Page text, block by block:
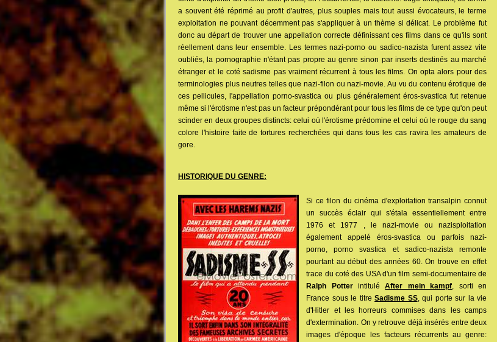
a souvent été réprimé au profit d'autres, plus souples mais tout aussi évocateurs, le terme
exploitation ne pouvant décemment pas s'appliquer à un thème si délicat. Le problème fut
donc au départ de trouver une appellation correcte définissant ces films dans ce qu'ils sont
réellement dans leur ensemble. Les termes nazi-porno ou sadico-nazista furent assez vite
oubliés, la pornographie n'étant pas propre au genre sinon par inserts destinés au marché
étranger et le coté sadisme pas vraiment récurrent à tous les films. On opta alors pour des
terminologies plus neutres telles que nazi-filon ou nazi-movie. Au vu du contenu érotique de
ces pellicules, l'appellation porno-svastica ou plus généralement éros-svastica fut retenue
même si l'érotisme n'est pas un facteur prépondérant pour tous les films de ce type qu'on peut
scinder en deux groupes distincts: celui où l'érotisme prédomine et celui où le rouge du sang
colore l'histoire faite de tortures recherchées qui dans tous les cas ravira les amateurs de
gore.
HISTORIQUE DU GENRE:
Si ce filon du cinéma d'exploitation transalpin connut
un succès éclair qui s'étala essentiellement entre
1976 et 1977 , le nazi-movie ou nazisploitation
également appelé éros-svastica ou parfois nazi-
porno, porno svastica et sadico-nazista remonte
pourtant au début des années 60. On trouve en effet
trace du coté des USA d'un film semi-documentaire de
Ralph PotterintituléAfter mein kampf, sorti en
France sous le titreSadisme SS, qui porte sur la vie
d'Hitler et les horreurs commises dans les camps
d'extermination. On y retrouve déjà insérés entre deux
images d'époque les facteurs récurrents au genre: